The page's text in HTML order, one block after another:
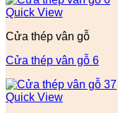
Quick View
Cửa thép vân gỗ
Cửa thép vân gỗ 6
Quick View